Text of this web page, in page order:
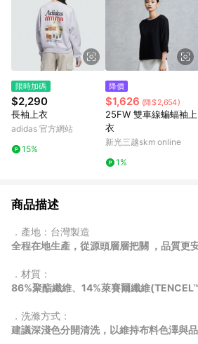
限時加碼
$2,290
長袖上衣
adidas 官方網站
15%
降價
$1,626 (降$2,654)
25FW 雙車線蝙蝠袖上
衣
新光三越skm online
1%
商品描述
．產地：台灣製造
全程在地生產，從源頭層層把關 ，品質更
．材質：
86%聚酯纖維、14%萊賽爾纖維
．洗滌方式：
建議深淺色分開清洗，以維持布料色澤與